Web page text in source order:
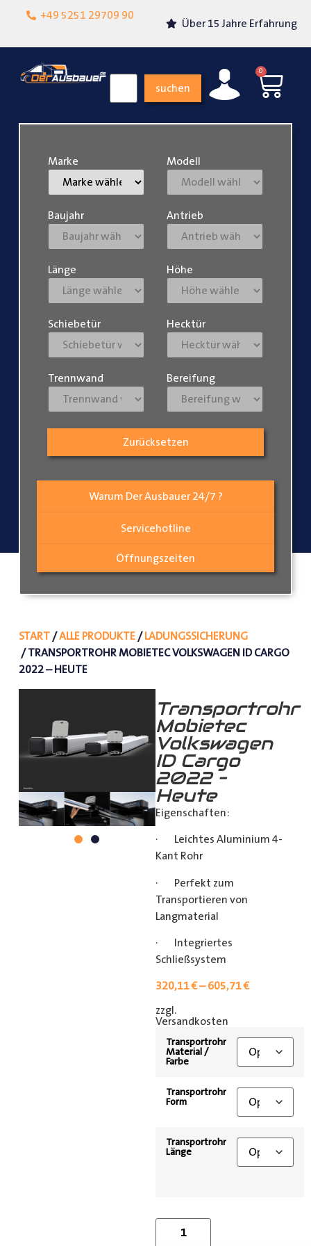
+49 5251 29709 90
Lokalgeschäft in
Über 15 Jahre Erfahrung
suchen
0
Warum Der Ausbauer 24/7 ?
Servicehotline
Öffnungszeiten
Marke Modell
Baujahr Antrieb
Länge Höhe
Schiebetür Hecktür
Trennwand Bereifung
Zurücksetzen
START/ALLE PRODUKTE/LADUNGSSICHERUNG
/ TRANSPORTROHR MOBIETEC VOLKSWAGEN ID CARGO
2022 – HEUTE
Transportrohr
Mobietec
Volkswagen
ID Cargo
2022 –
Heute
Eigenschaften:
· Leichtes Aluminium 4-
Kant Rohr
· Perfekt zum
Transportieren von
Langmaterial
· Integriertes
Schließsystem
320,11€–605,71€
zzgl.
Versandkosten
Transportrohr
Material /
Farbe
Transportrohr
Form
Transportrohr
Länge